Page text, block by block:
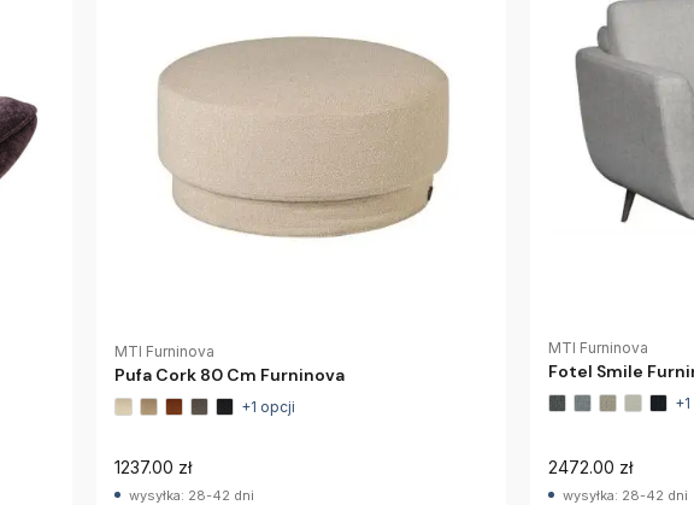
MTI Furninova
Pufa Cork 80 Cm Furninova
+1 opcji
1237.00 zł
wysyłka: 28-42 dni
MTI Furninova
Fotel Smile
2472.00 zł
wysyłka: 28-42 dni